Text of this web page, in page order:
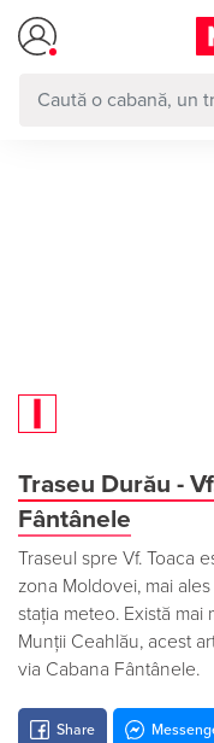
Traseu Durău -
Fântânele
Traseul spre Vf. Toaca
zona Moldovei, mai
stația meteo. Există
Munții Ceahlău, acest
via Cabana Fântânele.
Share